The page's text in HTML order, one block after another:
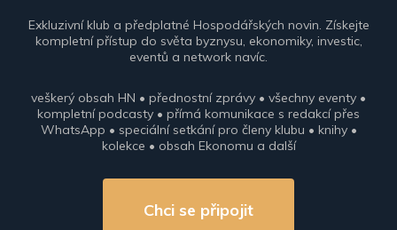
Exkluzivní klub a předplatné Hospodářských novin. Získejte
kompletní přístup do světa byznysu, ekonomiky, investic,
eventů a network navíc.
veškerý obsah HN • přednostní zprávy • všechny eventy •
kompletní podcasty • přímá komunikace s redakcí přes
WhatsApp • speciální setkání pro členy klubu • knihy •
kolekce • obsah Ekonomu a další
Chci se připojit